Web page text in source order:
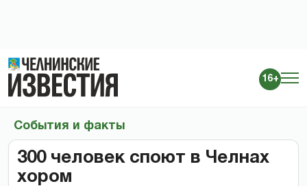
16+
События и факты
300 человек споют в Челнах
хором